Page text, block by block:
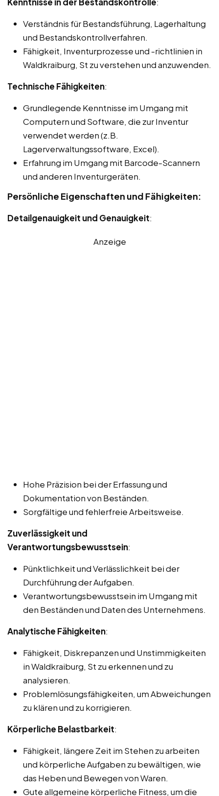
Verständnis für Bestandsführung, Lagerhaltung
und Bestandskontrollverfahren.
Fähigkeit, Inventurprozesse und -richtlinien in
Waldkraiburg, St zu verstehen und anzuwenden.
Technische Fähigkeiten:
Grundlegende Kenntnisse im Umgang mit
Computern und Software, die zur Inventur
verwendet werden (z.B.
Lagerverwaltungssoftware, Excel).
Erfahrung im Umgang mit Barcode-Scannern
und anderen Inventurgeräten.
Persönliche Eigenschaften und Fähigkeiten:
Detailgenauigkeit und Genauigkeit:
Anzeige
Hohe Präzision bei der Erfassung und
Dokumentation von Beständen.
Sorgfältige und fehlerfreie Arbeitsweise.
Zuverlässigkeit und
Verantwortungsbewusstsein:
Pünktlichkeit und Verlässlichkeit bei der
Durchführung der Aufgaben.
Verantwortungsbewusstsein im Umgang mit
den Beständen und Daten des Unternehmens.
Analytische Fähigkeiten:
Fähigkeit, Diskrepanzen und Unstimmigkeiten
in Waldkraiburg, St zu erkennen und zu
analysieren.
Problemlösungsfähigkeiten, um Abweichungen
zu klären und zu korrigieren.
Körperliche Belastbarkeit:
Fähigkeit, längere Zeit im Stehen zu arbeiten
und körperliche Aufgaben zu bewältigen, wie
das Heben und Bewegen von Waren.
Gute allgemeine körperliche Fitness, um die